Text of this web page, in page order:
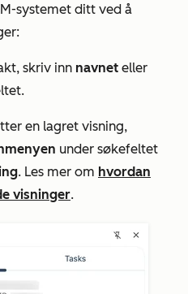
systemet ditt ved å
skriv inn navnet eller
.
en lagret visning,
under søkefeltet
. Les mer om hvordan
visninger.